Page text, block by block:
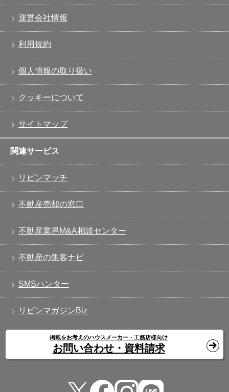
運営会社情報
利用規約
個人情報の取り扱い
クッキーについて
サイトマップ
関連サービス
リビンマッチ
不動産売却の窓口
不動産業界M&A相談センター
不動産の集客ナビ
SMSハンター
リビンマガジンBiz
掲載をお考えのハウスメーカー・工務店様向け
お問い合わせ・資料請求